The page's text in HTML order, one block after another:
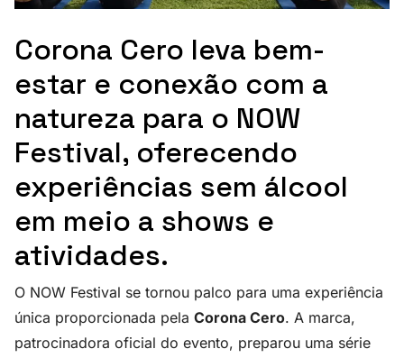
Corona Cero leva bem-
estar e conexão com a
natureza para o NOW
Festival, oferecendo
experiências sem álcool
em meio a shows e
atividades.
O NOW Festival se tornou palco para uma experiência
única proporcionada pela Corona Cero. A marca,
patrocinadora oficial do evento, preparou uma série